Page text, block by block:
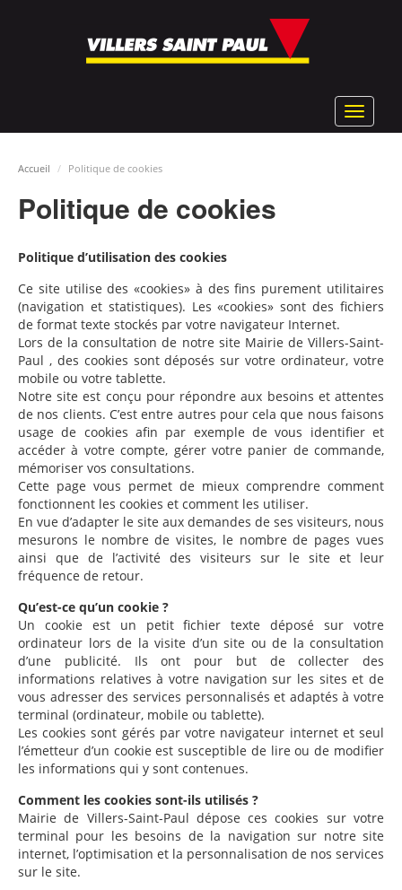
Toggle
Accueil Politique de cookies
Politique de cookies
Politique d’utilisation des cookies
Ce site utilise des «cookies» à des fins purement utilitaires
(navigation et statistiques). Les «cookies» sont des fichiers
de format texte stockés par votre navigateur Internet.
Lors de la consultation de notre site Mairie de Villers-Saint-
Paul , des cookies sont déposés sur votre ordinateur, votre
mobile ou votre tablette.
Notre site est conçu pour répondre aux besoins et attentes
de nos clients. C’est entre autres pour cela que nous faisons
usage de cookies afin par exemple de vous identifier et
accéder à votre compte, gérer votre panier de commande,
mémoriser vos consultations.
Cette page vous permet de mieux comprendre comment
fonctionnent les cookies et comment les utiliser.
En vue d’adapter le site aux demandes de ses visiteurs, nous
mesurons le nombre de visites, le nombre de pages vues
ainsi que de l’activité des visiteurs sur le site et leur
fréquence de retour.
Qu’est-ce qu’un cookie ?
Un cookie est un petit fichier texte déposé sur votre
ordinateur lors de la visite d’un site ou de la consultation
d’une publicité. Ils ont pour but de collecter des
informations relatives à votre navigation sur les sites et de
vous adresser des services personnalisés et adaptés à votre
terminal (ordinateur, mobile ou tablette).
Les cookies sont gérés par votre navigateur internet et seul
l’émetteur d’un cookie est susceptible de lire ou de modifier
les informations qui y sont contenues.
Comment les cookies sont-ils utilisés ?
Mairie de Villers-Saint-Paul dépose ces cookies sur votre
terminal pour les besoins de la navigation sur notre site
internet, l’optimisation et la personnalisation de nos services
sur le site.